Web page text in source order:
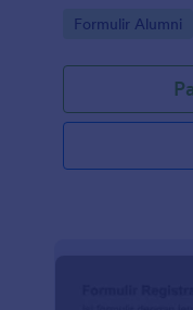
status
templat melalui
Tambahkan logo
informatif Anda,
gambar dari
huruf, latar
Go to Category:
Formulir Alumni